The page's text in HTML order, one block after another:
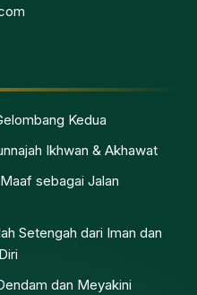
Kedua
Ikhwan & Akhawat
sebagai Jalan
Setengah dari Iman dan
dan Meyakini